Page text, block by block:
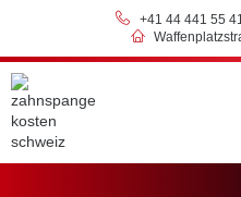
+41 44 441 55